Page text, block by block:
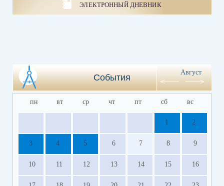
ЭЛЕКТРОННЫЙ ДНЕВНИК
События
Август
пн вт ср чт пт сб вс
1 2
3 4 5 6 7 8 9
10 11 12 13 14 15 16